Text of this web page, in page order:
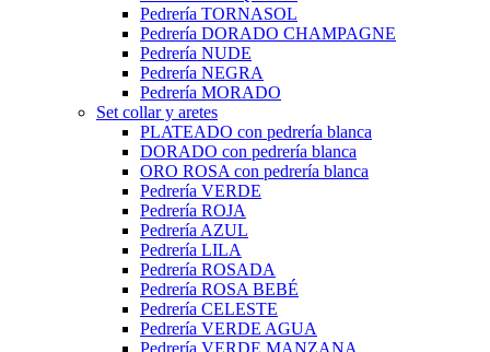
Pedrería TORNASOL
Pedrería DORADO CHAMPAGNE
Pedrería NUDE
Pedrería NEGRA
Pedrería MORADO
Set collar y aretes
PLATEADO con pedrería blanca
DORADO con pedrería blanca
ORO ROSA con pedrería blanca
Pedrería VERDE
Pedrería ROJA
Pedrería AZUL
Pedrería LILA
Pedrería ROSADA
Pedrería ROSA BEBÉ
Pedrería CELESTE
Pedrería VERDE AGUA
Pedrería VERDE MANZANA